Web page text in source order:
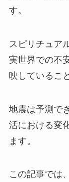
す。
スピリチュア
実世界での不
映しているこ
地震は予測で
活における変
ます。
この記事では